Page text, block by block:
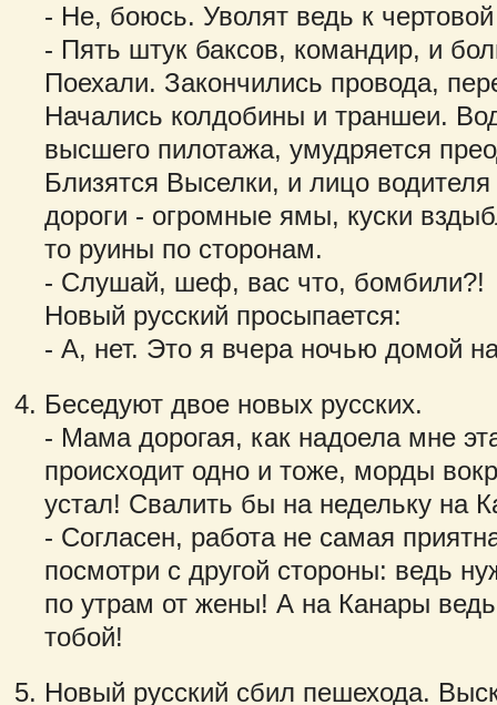
- Не, боюсь. Уволят ведь к
- Пять штук баксов, командир, и
Поехали. Закончились провода,
Начались колдобины и траншеи.
высшего пилотажа, умудряется
Близятся Выселки, и лицо
дороги - огромные ямы, куски
то руины по сторонам.
- Слушай, шеф, вас что, бомбили?!
Новый русский просыпается:
- А, нет. Это я вчера ночью домой
Беседуют двое новых русских.
- Мама дорогая, как надоела мне
происходит одно и тоже, морды
устал! Свалить бы на недельку на
- Согласен, работа не самая
посмотри с другой стороны: ведь
по утрам от жены! А на Канары
тобой!
Новый русский сбил пешехода.